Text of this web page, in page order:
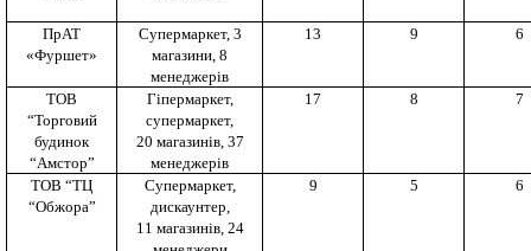
ПрАТ
«Фуршет»
Супермаркет, 3
магазини, 8
менеджерів
13 9 6
ТОВ
“Торговий
будинок
“Амстор”
Гіпермаркет,
супермаркет,
20 магазинів, 37
менеджерів
17 8 7
ТОВ “ТЦ
“Обжора”
Супермаркет,
дискаунтер,
11 магазинів, 24
9 5 6